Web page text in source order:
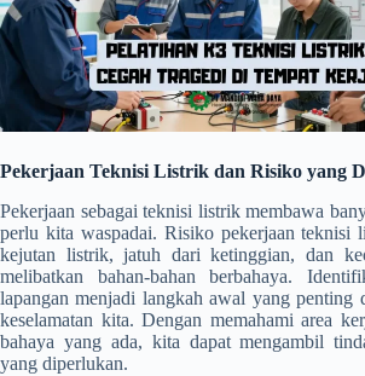
Pekerjaan Teknisi Listrik dan Risiko yang
Pekerjaan sebagai teknisi listrik membawa
perlu kita waspadai. Risiko pekerjaan teknisi
kejutan listrik, jatuh dari ketinggian, dan
melibatkan bahan-bahan berbahaya.
lapangan menjadi langkah awal yang penting
keselamatan kita. Dengan memahami area
bahaya yang ada, kita dapat mengambil
yang diperlukan.